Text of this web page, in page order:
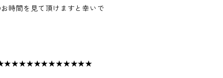
時間を見て頂けますと幸いで